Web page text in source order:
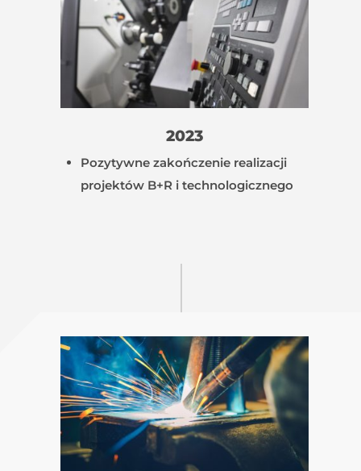
2023
Pozytywne zakończenie realizacji
projektów B+R i technologicznego